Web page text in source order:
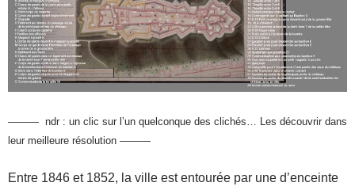
——— ndr : un clic sur l’un quelconque des clichés… Les découvrir dans
leur meilleure résolution ———
Entre 1846 et 1852, la ville est entourée par une d’enceinte